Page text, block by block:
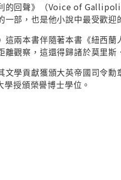
的回聲》（Voice of
部，也是他小說中最受歡迎
這兩本書伴隨著本書《紐
觀察，這還得歸諸於莫里斯
文學貢獻獲頒大英帝國司令
授頒榮譽博士學位。